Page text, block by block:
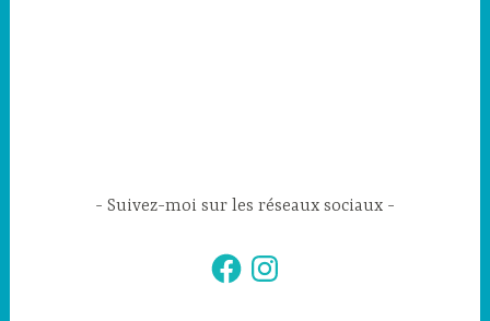
Suivez-moi sur les réseaux sociaux
FacebookInstagram